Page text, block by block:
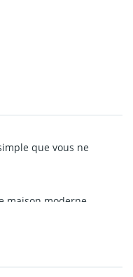
que vous ne
maison moderne
spécialement pour les